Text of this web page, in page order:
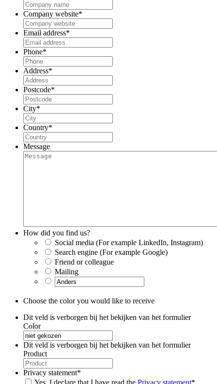
Company website*
Email address*
Phone*
Address*
Postcode*
City*
Country*
Message
How did you find us?
Social media (For example LinkedIn, Instagram)
Search engine (For example Google)
Friend or colleague
Mailing
Choose the color you would like to receive
Dit veld is verborgen bij het bekijken van het formulier
Color
Dit veld is verborgen bij het bekijken van het formulier
Product
Privacy statement*